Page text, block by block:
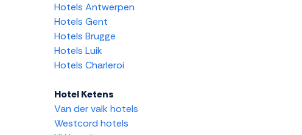
Hotels Antwerpen
Hotels Gent
Hotels Brugge
Hotels Luik
Hotels Charleroi
Hotel Ketens
Van der valk hotels
Westcord hotels